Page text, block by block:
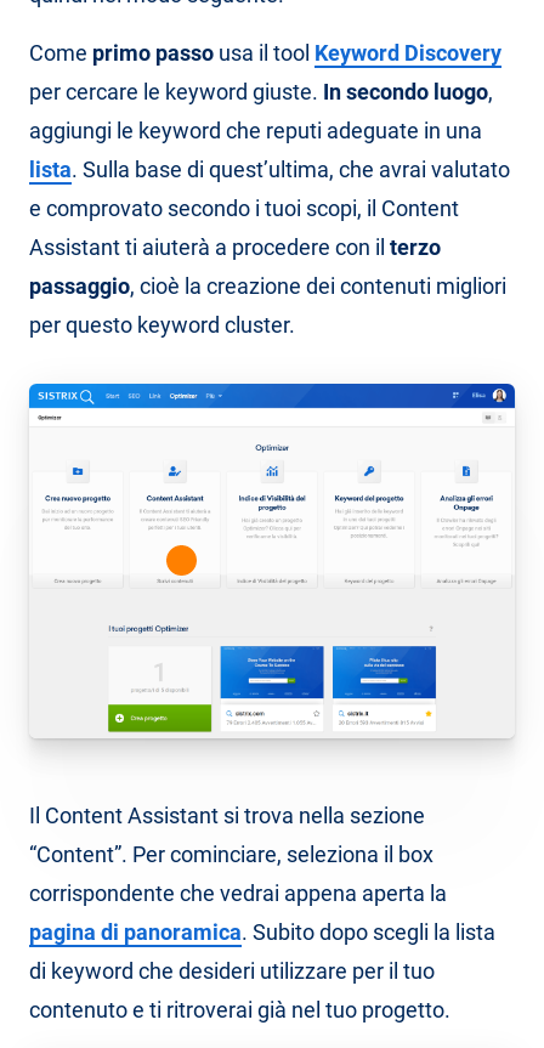
Come primo passo usa il tool Keyword Discovery
per cercare le keyword giuste. In secondo luogo,
aggiungi le keyword che reputi adeguate in una
lista. Sulla base di quest’ultima, che avrai valutato
e comprovato secondo i tuoi scopi, il Content
Assistant ti aiuterà a procedere con il terzo
passaggio, cioè la creazione dei contenuti migliori
per questo keyword cluster.
Il Content Assistant si trova nella sezione
“Content”. Per cominciare, seleziona il box
corrispondente che vedrai appena aperta la
pagina di panoramica. Subito dopo scegli la lista
di keyword che desideri utilizzare per il tuo
contenuto e ti ritroverai già nel tuo progetto.